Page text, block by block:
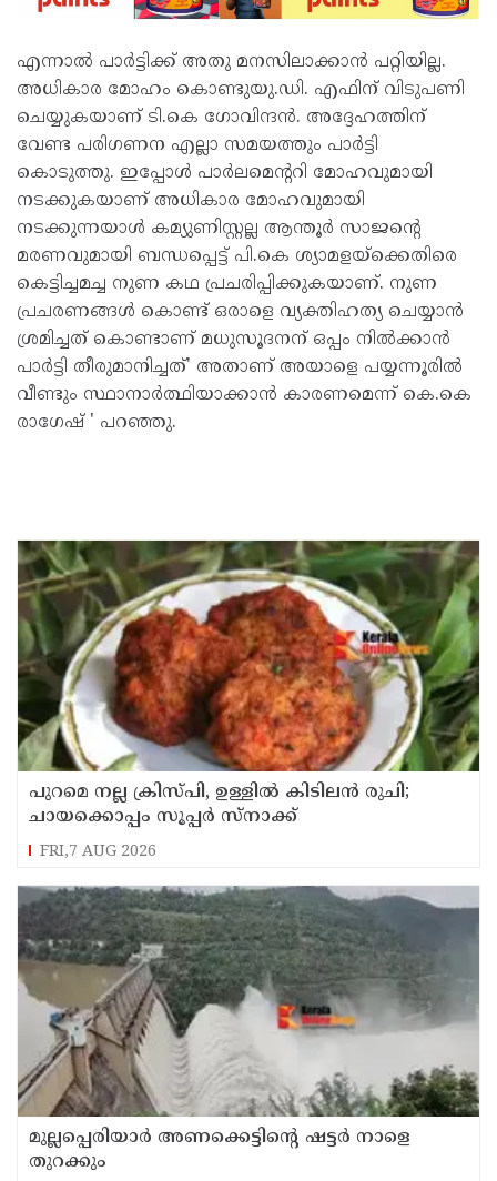
എന്നാൽ പാർട്ടിക്ക് അതു മനസിലാക്കാൻ പറ്റിയില്ല.
അധികാര മോഹം കൊണ്ടുയു.ഡി. എഫിന് വിടുപണി
ചെയ്യുകയാണ് ടി.കെ ഗോവിന്ദൻ. അദ്ദേഹത്തിന്
വേണ്ട പരിഗണന എല്ലാ സമയത്തും പാർട്ടി
കൊടുത്തു. ഇപ്പോൾ പാർലമെൻ്ററി മോഹവുമായി
നടക്കുകയാണ് അധികാര മോഹവുമായി
നടക്കുന്നയാൾ കമ്യുണിസ്റ്റല്ല ആന്തൂർ സാജൻ്റെ
മരണവുമായി ബന്ധപ്പെട്ട് പി.കെ ശ്യാമളയ്ക്കെതിരെ
കെട്ടിച്ചമച്ച നുണ കഥ പ്രചരിപ്പിക്കുകയാണ്. നുണ
പ്രചരണങ്ങൾ കൊണ്ട് ഒരാളെ വ്യക്തിഹത്യ ചെയ്യാൻ
ശ്രമിച്ചത് കൊണ്ടാണ് മധുസൂദനന് ഒപ്പം നിൽക്കാൻ
പാർട്ടി തീരുമാനിച്ചത്' അതാണ് അയാളെ പയ്യന്നൂരിൽ
വീണ്ടും സ്ഥാനാർത്ഥിയാക്കാൻ കാരണമെന്ന് കെ.കെ
രാഗേഷ് ' പറഞ്ഞു.
പുറമെ നല്ല ക്രിസ്പി, ഉള്ളിൽ കിടിലൻ രുചി;
ചായക്കൊപ്പം സൂപ്പർ സ്നാക്ക്
FRI,7 AUG 2026
മുല്ലപ്പെരിയാർ അണക്കെട്ടിൻ്റെ ഷട്ടർ നാളെ
തുറക്കും